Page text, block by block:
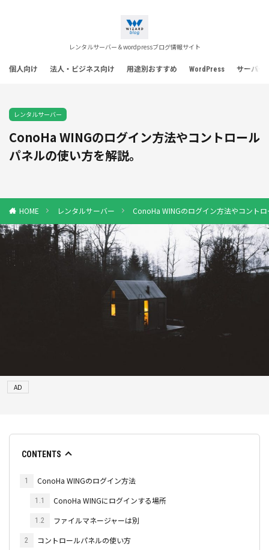
レンタルサーバー＆wordpressブログ情報サイト
個人向け 法人・ビジネス向け 用途別おすすめ WordPress サーバー
レンタルサーバー
ConoHa WINGのログイン方法やコントロール
パネルの使い方を解説。
HOME レンタルサーバー ConoHa WINGのログイン方法やコント
AD
CONTENTS
1 ConoHa WINGのログイン方法
1.1 ConoHa WINGにログインする場所
1.2 ファイルマネージャーは別
2 コントロールパネルの使い方